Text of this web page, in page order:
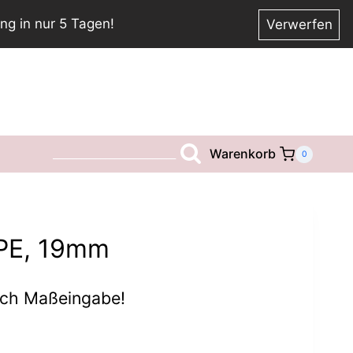
in nur 5 Tagen! Verwerfen
Warenkorb 0
19mm
Maßeingabe!